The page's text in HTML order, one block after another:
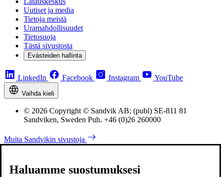
Uutiset ja media
Tietoja meistä
Uramahdollisuudet
Tietosuoja
Tästä sivustosta
Evästeiden hallinta
LinkedIn Facebook Instagram YouTube
Vaihda kieli
© 2026 Copyright © Sandvik AB; (publ) SE-811 81
Sandviken, Sweden Puh. +46 (0)26 260000
Muita Sandvikin sivustoja
Haluamme suostumuksesi